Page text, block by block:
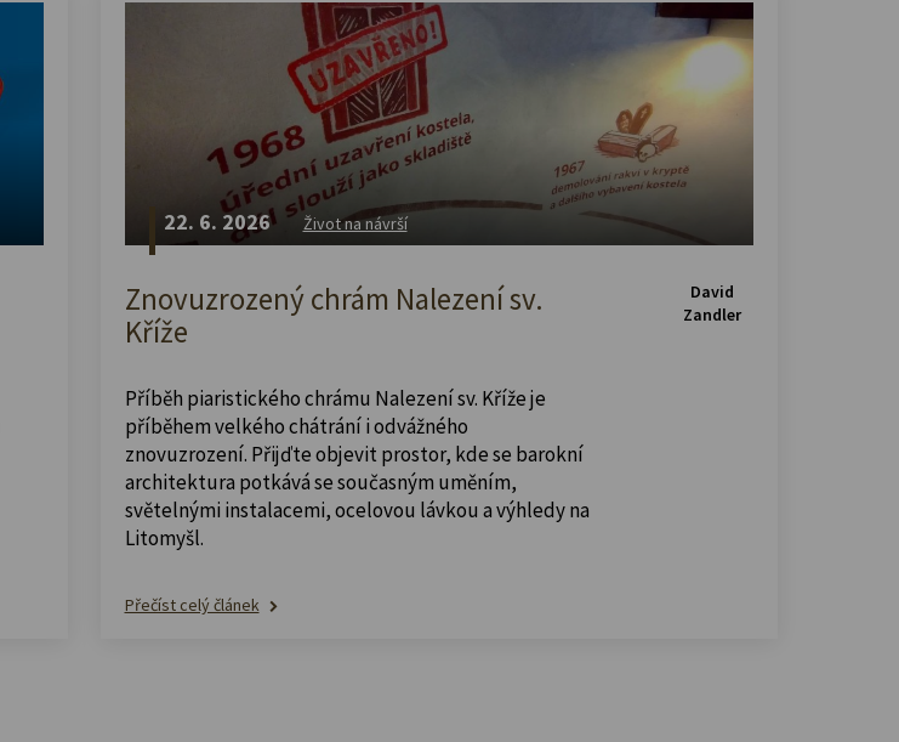
22. 6. 2026 Život na návrší
Znovuzrozený chrám Nalezení sv.
Kříže
Příběh piaristického chrámu Nalezení sv. Kříže je
příběhem velkého chátrání i odvážného
znovuzrození. Přijďte objevit prostor, kde se barokní
architektura potkává se současným uměním,
světelnými instalacemi, ocelovou lávkou a výhledy na
Litomyšl.
Přečíst celý článek
David
Zandler